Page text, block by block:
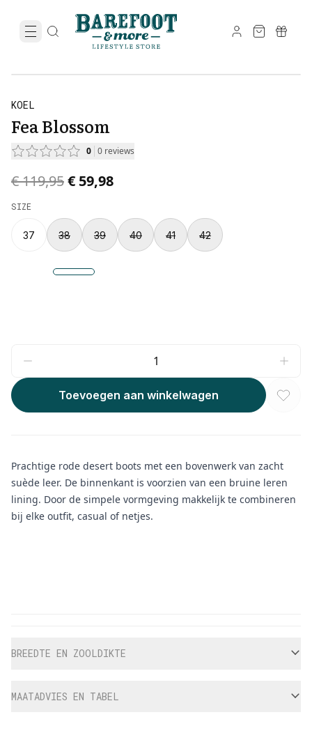
KOEL
Fea Blossom
0 0 reviews
Original price was € 119,95.
€ 119,95Current price is € 59,98.
€ 59,98
SIZE
37 38 39 40 41 42
Toevoegen aan winkelwagen
Prachtige rode desert boots met een bovenwerk van zacht
suède leer. De binnenkant is voorzien van een bruine leren
lining. Door de simpele vormgeving makkelijk te combineren
bij elke outfit, casual of netjes.
BREEDTE EN ZOOLDIKTE
MAATADVIES EN TABEL